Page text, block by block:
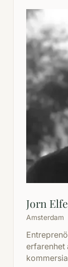
Jorn
Amsterdam
erfarenhet